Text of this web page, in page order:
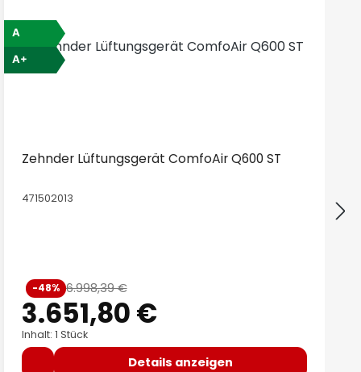
A
A+
Zehnder Lüftungsgerät ComfoAir Q600 ST
471502013
Verkaufspreis:
3.651,80 €
Regulärer Preis:
6.998,39 €
-48%
Inhalt: 1 Stück
Details anzeigen